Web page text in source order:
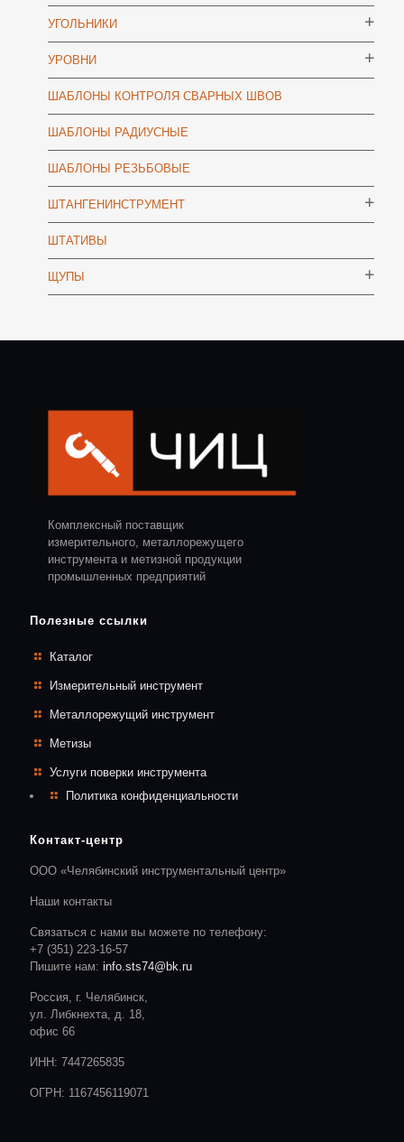
УГОЛЬНИКИ
УРОВНИ
ШАБЛОНЫ КОНТРОЛЯ СВАРНЫХ ШВОВ
ШАБЛОНЫ РАДИУСНЫЕ
ШАБЛОНЫ РЕЗЬБОВЫЕ
ШТАНГЕНИНСТРУМЕНТ
ШТАТИВЫ
ЩУПЫ
Комплексный поставщик
измерительного, металлорежущего
инструмента и метизной продукции
промышленных предприятий
Полезные ссылки
Каталог
Измерительный инструмент
Металлорежущий инструмент
Метизы
Услуги поверки инструмента
Политика конфиденциальности
Контакт-центр
ООО «Челябинский инструментальный центр»
Наши контакты
Связаться с нами вы можете по телефону:
+7 (351) 223-16-57
Пишите нам: info.sts74@bk.ru
Россия, г. Челябинск,
ул. Либкнехта, д. 18,
офис 66
ИНН: 7447265835
ОГРН: 1167456119071